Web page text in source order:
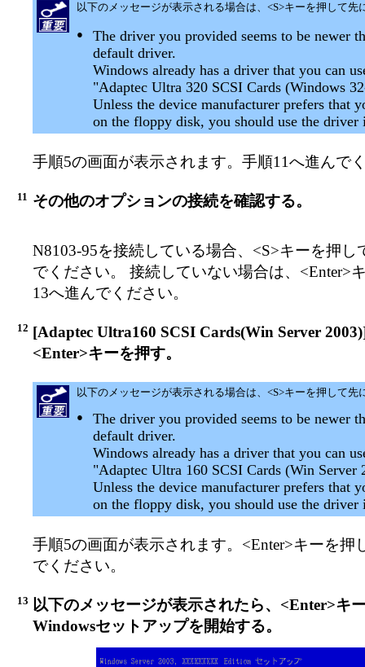
以下のメッセージが表示される場合は、<S>キーを押して先
●
The driver you provided seems to be newer
default driver.
Windows already has a driver that you can
"Adaptec Ultra 320 SCSI Cards (Windows
Unless the device manufacturer prefers that
on the floppy disk, you should use the driver
手順5の画面が表示されます。手順11へ進んで
11 その他のオプションの接続を確認する。
N8103-95を接続している場合、<S>キーを押し
でください。 接続していない場合は、<Enter>
13へ進んでください。
12 [Adaptec Ultra160 SCSI Cards(Win Server
<Enter>キーを押す。
以下のメッセージが表示される場合は、<S>キーを押して先
●
The driver you provided seems to be newer
default driver.
Windows already has a driver that you can
"Adaptec Ultra 160 SCSI Cards (Win Server
Unless the device manufacturer prefers that
on the floppy disk, you should use the driver
手順5の画面が表示されます。<Enter>キーを押
でください。
13
以下のメッセージが表示されたら、<Enter>キ
Windowsセットアップを開始する。